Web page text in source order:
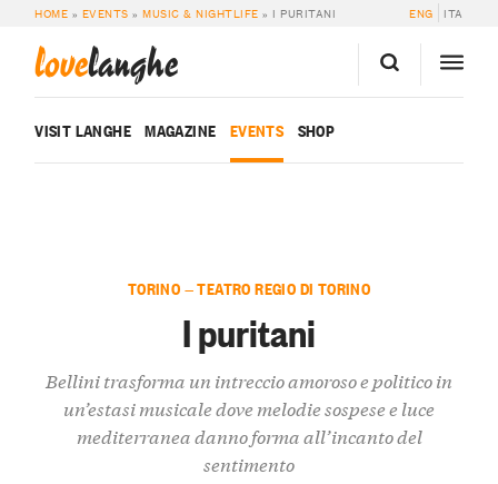
HOME » EVENTS »MUSIC & NIGHTLIFE » I PURITANI ENG ITA
lovelanghe
VISIT LANGHE MAGAZINE EVENTS SHOP
TORINO — TEATRO REGIO DI TORINO
I puritani
Bellini trasforma un intreccio amoroso e politico in
un’estasi musicale dove melodie sospese e luce
mediterranea danno forma all’incanto del
sentimento